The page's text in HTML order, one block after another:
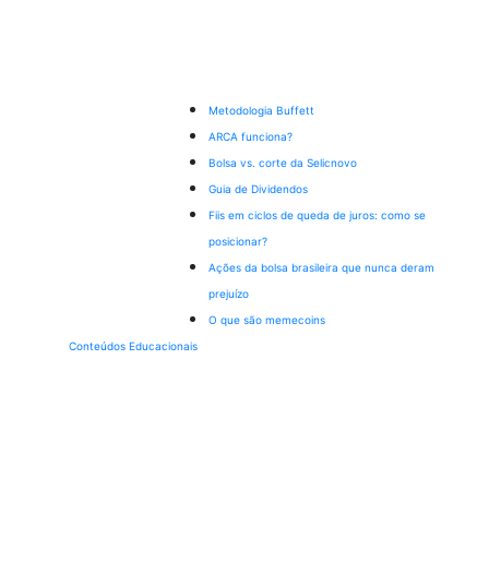
Metodologia Buffett
ARCA funciona?
Bolsa vs. corte da Selicnovo
Guia de Dividendos
Fiis em ciclos de queda de juros: como se
posicionar?
Ações da bolsa brasileira que nunca deram
prejuízo
O que são memecoins
Conteúdos Educacionais